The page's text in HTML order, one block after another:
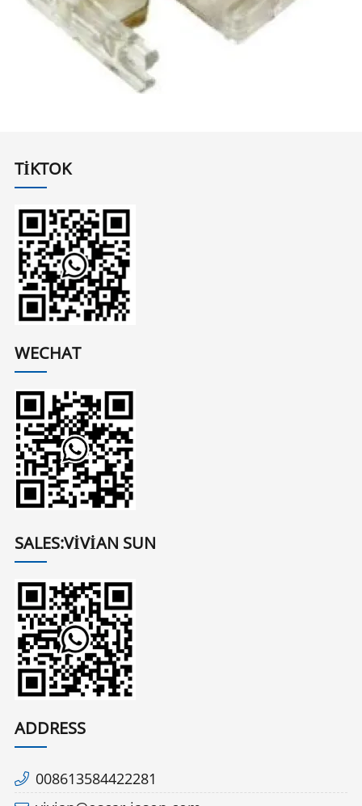
TIKTOK
WECHAT
SALES:VIVIAN SUN
ADDRESS
008613584422281